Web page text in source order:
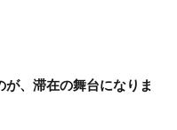
、滞在の舞台になりま